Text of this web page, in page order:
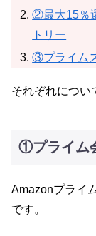
②最大15％
トリー
③プライム
それぞれについ
①プライム
Amazonプライ
です。